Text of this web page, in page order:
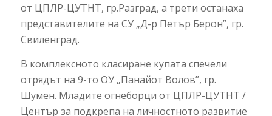
от ЦПЛР-ЦУТНТ, гр.Разград, а трети останаха
представителите на СУ „Д-р Петър Берон”, гр.
Свиленград.
В комплексното класиране купата спечели
отрядът на 9-то ОУ „Панайот Волов”, гр.
Шумен. Младите огнеборци от ЦПЛР-ЦУТНТ /
Център за подкрепа на личностното развитие